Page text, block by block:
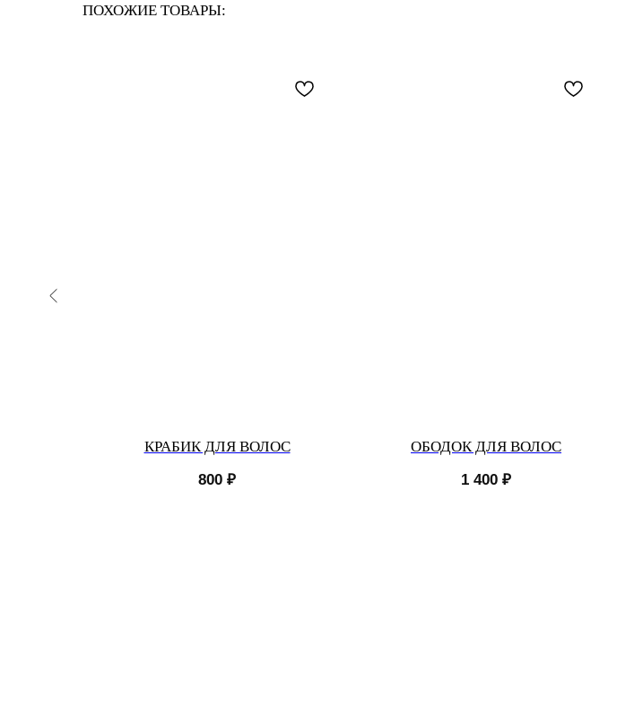
ПОХОЖИЕ ТОВАРЫ:
КРАБИК ДЛЯ ВОЛОС
800 ₽
ОБОДОК ДЛЯ ВОЛОС
1 400 ₽